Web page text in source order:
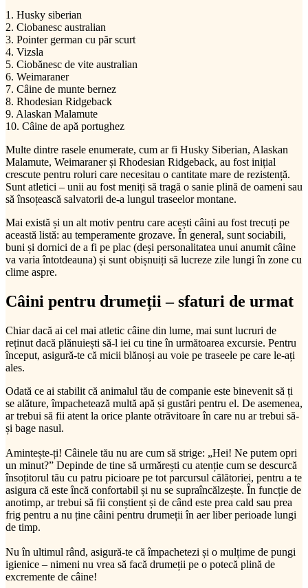
1. Husky siberian
2. Ciobanesc australian
3. Pointer german cu păr scurt
4. Vizsla
5. Ciobănesc de vite australian
6. Weimaraner
7. Câine de munte bernez
8. Rhodesian Ridgeback
9. Alaskan Malamute
10. Câine de apă portughez
Multe dintre rasele enumerate, cum ar fi Husky Siberian, Alaskan
Malamute, Weimaraner și Rhodesian Ridgeback, au fost inițial
crescute pentru roluri care necesitau o cantitate mare de rezistență.
Sunt atletici – unii au fost meniți să tragă o sanie plină de oameni sau
să însoțească salvatorii de-a lungul traseelor ​​montane.
Mai există și un alt motiv pentru care acești câini au fost trecuți pe
această listă: au temperamente grozave. În general, sunt sociabili,
buni și dornici de a fi pe plac (deși personalitatea unui anumit câine
va varia întotdeauna) și sunt obișnuiți să lucreze zile lungi în zone cu
clime aspre.
Câini pentru drumeții – sfaturi de urmat
Chiar dacă ai cel mai atletic câine din lume, mai sunt lucruri de
reținut dacă plănuiești să-l iei cu tine în următoarea excursie. Pentru
început, asigură-te că micii blănoși au voie pe traseele pe care le-ați
ales.
Odată ce ai stabilit că animalul tău de companie este binevenit să ți
se alăture, împachetează multă apă și gustări pentru el. De asemenea,
ar trebui să fii atent la orice plante otrăvitoare în care nu ar trebui să-
și bage nasul.
Amintește-ți! Câinele tău nu are cum să strige: „Hei! Ne putem opri
un minut?” Depinde de tine să urmărești cu atenție cum se descurcă
însoțitorul tău cu patru picioare pe tot parcursul călătoriei, pentru a te
asigura că este încă confortabil și nu se supraîncălzește. În funcție de
anotimp, ar trebui să fii conștient și de când este prea cald sau prea
frig pentru a nu ține câini pentru drumeții în aer liber perioade lungi
de timp.
Nu în ultimul rând, asigură-te că împachetezi și o mulțime de pungi
igienice – nimeni nu vrea să facă drumeții pe o potecă plină de
excremente de câine!